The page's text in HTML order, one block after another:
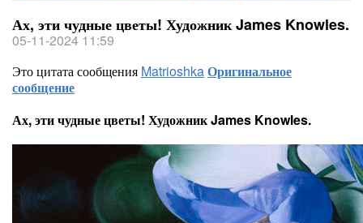
Ах, эти чудные цветы! Художник James Knowles.
05-11-2024 11:59
Это цитата сообщения MatrioshkaОригинальное
сообщение
Ах, эти чудные цветы! Художник James Knowles.